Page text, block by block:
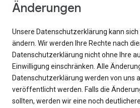
Änderungen
Unsere Datenschutzerklärung kann
ändern. Wir werden Ihre Rechte nach
Datenschutzerklärung nicht ohne Ihre
Einwilligung einschränken. Alle
Datenschutzerklärung werden von uns
veröffentlicht werden. Falls die
sollten, werden wir eine noch